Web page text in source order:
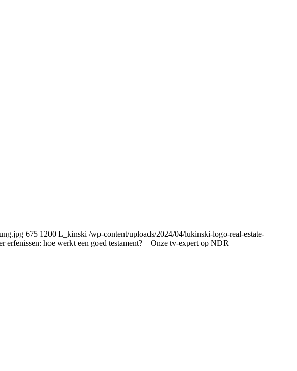
675 1200 L_kinski /wp-content/uploads/2024/04/lukinski-logo-real-estate-
erfenissen: hoe werkt een goed testament? – Onze tv-expert op NDR